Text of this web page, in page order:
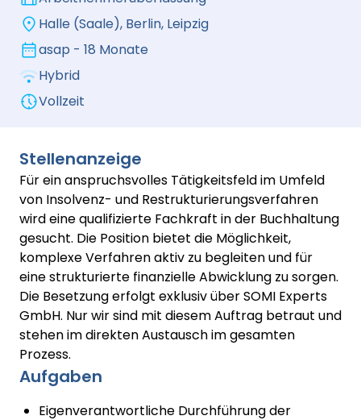
Halle (Saale), Berlin, Leipzig
asap - 18 Monate
Hybrid
Vollzeit
Stellenanzeige
Für ein anspruchsvolles Tätigkeitsfeld im Umfeld
von Insolvenz- und Restrukturierungsverfahren
wird eine qualifizierte Fachkraft in der Buchhaltung
gesucht. Die Position bietet die Möglichkeit,
komplexe Verfahren aktiv zu begleiten und für
eine strukturierte finanzielle Abwicklung zu sorgen.
Die Besetzung erfolgt exklusiv über SOMI Experts
GmbH. Nur wir sind mit diesem Auftrag betraut und
stehen im direkten Austausch im gesamten
Prozess.
Aufgaben
Eigenverantwortliche Durchführung der